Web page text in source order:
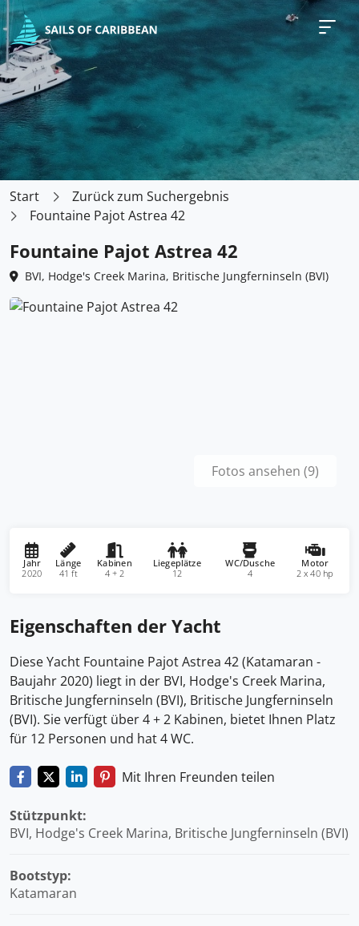
Start
Zurück zum Suchergebnis
Fountaine Pajot Astrea 42
Fountaine Pajot Astrea 42
BVI, Hodge's Creek Marina, Britische Jungferninseln (BVI)
Fotos ansehen (9)
Jahr
2020
Länge
41 ft
Kabinen
4 + 2
Liegeplätze
12
WC/Dusche
4
Motor
2 x 40 hp
Eigenschaften der Yacht
Diese Yacht Fountaine Pajot Astrea 42 (Katamaran -
Baujahr 2020) liegt in der BVI, Hodge's Creek Marina,
Britische Jungferninseln (BVI), Britische Jungferninseln
(BVI). Sie verfügt über 4 + 2 Kabinen, bietet Ihnen Platz
für 12 Personen und hat 4 WC.
Mit Ihren Freunden teilen
Stützpunkt:
BVI, Hodge's Creek Marina, Britische Jungferninseln (BVI)
Bootstyp:
Katamaran